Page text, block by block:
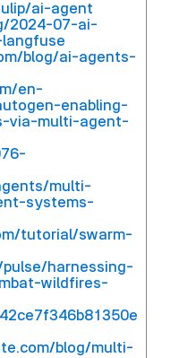
ai-agent
2024-07-ai-
blog/ai-agents-
en-
enabling-
via-multi-agent-
multi-
systems-
tutorial/swarm-
harnessing-
wildfires-
blog/multi-